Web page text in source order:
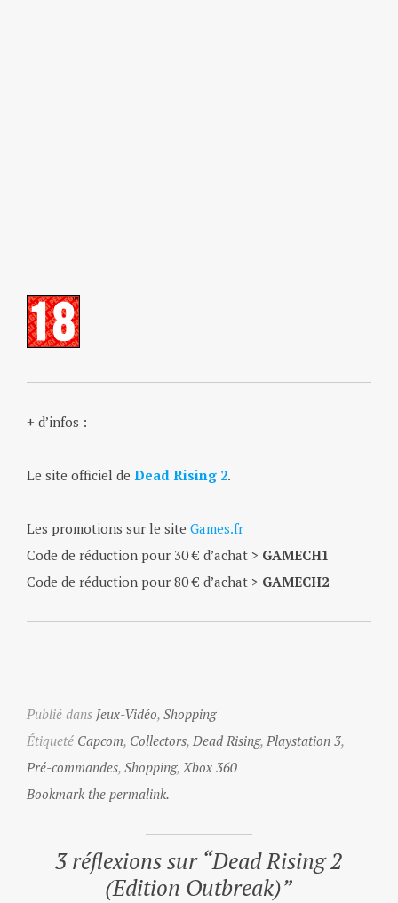
+ d’infos :
Le site officiel de Dead Rising 2.
Les promotions sur le site Games.fr
Code de réduction pour 30 € d’achat > GAMECH1
Code de réduction pour 80 € d’achat > GAMECH2
Publié dans Jeux-Vidéo, Shopping
Étiqueté Capcom, Collectors, Dead Rising, Playstation 3,
Pré-commandes, Shopping, Xbox 360
Bookmark the permalink.
3 réflexions sur “Dead Rising 2
(Edition Outbreak)”